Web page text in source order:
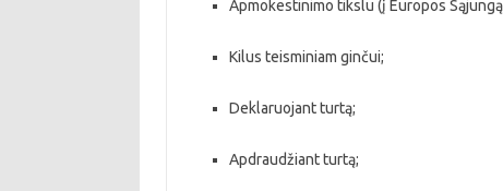
Apmokestinimo tikslu (į Europos
Kilus teisminiam ginčui;
Deklaruojant turtą;
Apdraudžiant turtą;